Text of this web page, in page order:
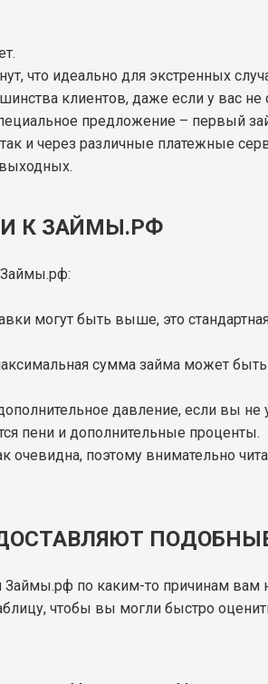
что идеально для экстренных
клиентов, даже если у вас не
предложение – первый
и через различные платежные
К ЗАЙМЫ.РФ
Займы.рф:
могут быть выше, это
сумма займа может быть
давление, если вы не
пени и дополнительные проценты.
очевидна, поэтому внимательно
Займы.рф по каким-то причинам вам
чтобы вы могли быстро